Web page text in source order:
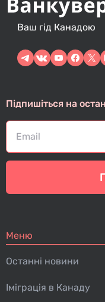
Ваш гід Канадою
Підпишіться на
Меню
Останні новини
Іміграція в Канаду